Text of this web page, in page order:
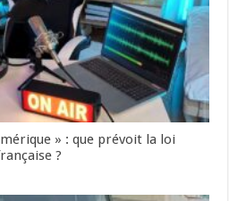
» : que prévoit la loi
?